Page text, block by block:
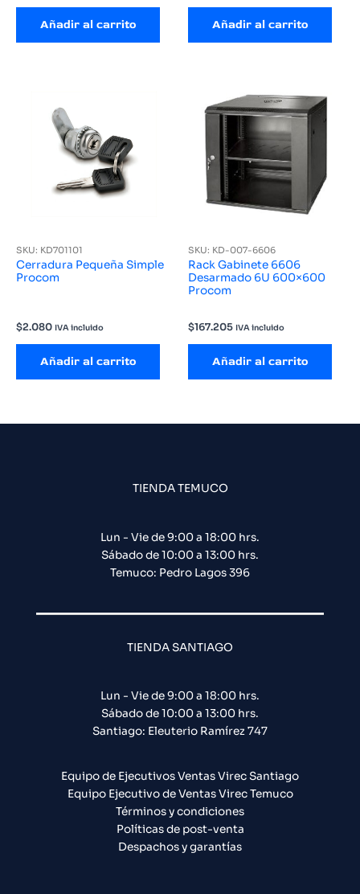
Añadir al carrito Añadir al carrito
SKU: KD701101
Cerradura Pequeña Simple
Procom
$2.080 IVA incluido
Añadir al carrito
SKU: KD-007-6606
Rack Gabinete 6606
Desarmado 6U 600×600
Procom
$167.205 IVA incluido
Añadir al carrito
TIENDA TEMUCO
Lun - Vie de 9:00 a 18:00 hrs.
Sábado de 10:00 a 13:00 hrs.
Temuco: Pedro Lagos 396
TIENDA SANTIAGO
Lun - Vie de 9:00 a 18:00 hrs.
Sábado de 10:00 a 13:00 hrs.
Santiago: Eleuterio Ramírez 747​
Equipo de Ejecutivos Ventas Virec Santiago
Equipo Ejecutivo de Ventas Virec Temuco
Términos y condiciones
Políticas de post-venta
Despachos y garantías